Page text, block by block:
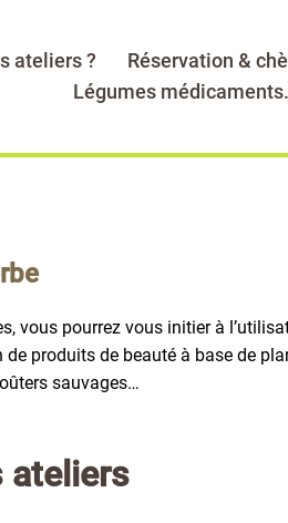
ateliers ? Réservation &
Légumes médicaments.
vous pourrez vous initier à
produits de beauté à base de
sauvages…
ateliers